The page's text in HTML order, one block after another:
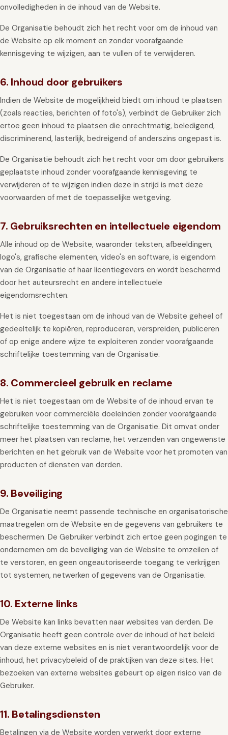
onvolledigheden in de inhoud van de Website.
De Organisatie behoudt zich het recht voor om de inhoud van
de Website op elk moment en zonder voorafgaande
kennisgeving te wijzigen, aan te vullen of te verwijderen.
6. Inhoud door gebruikers
Indien de Website de mogelijkheid biedt om inhoud te plaatsen
(zoals reacties, berichten of foto's), verbindt de Gebruiker zich
ertoe geen inhoud te plaatsen die onrechtmatig, beledigend,
discriminerend, lasterlijk, bedreigend of anderszins ongepast is.
De Organisatie behoudt zich het recht voor om door gebruikers
geplaatste inhoud zonder voorafgaande kennisgeving te
verwijderen of te wijzigen indien deze in strijd is met deze
voorwaarden of met de toepasselijke wetgeving.
7. Gebruiksrechten en intellectuele eigendom
Alle inhoud op de Website, waaronder teksten, afbeeldingen,
logo's, grafische elementen, video's en software, is eigendom
van de Organisatie of haar licentiegevers en wordt beschermd
door het auteursrecht en andere intellectuele
eigendomsrechten.
Het is niet toegestaan om de inhoud van de Website geheel of
gedeeltelijk te kopiëren, reproduceren, verspreiden, publiceren
of op enige andere wijze te exploiteren zonder voorafgaande
schriftelijke toestemming van de Organisatie.
8. Commercieel gebruik en reclame
Het is niet toegestaan om de Website of de inhoud ervan te
gebruiken voor commerciële doeleinden zonder voorafgaande
schriftelijke toestemming van de Organisatie. Dit omvat onder
meer het plaatsen van reclame, het verzenden van ongewenste
berichten en het gebruik van de Website voor het promoten van
producten of diensten van derden.
9. Beveiliging
De Organisatie neemt passende technische en organisatorische
maatregelen om de Website en de gegevens van gebruikers te
beschermen. De Gebruiker verbindt zich ertoe geen pogingen te
ondernemen om de beveiliging van de Website te omzeilen of
te verstoren, en geen ongeautoriseerde toegang te verkrijgen
tot systemen, netwerken of gegevens van de Organisatie.
10. Externe links
De Website kan links bevatten naar websites van derden. De
Organisatie heeft geen controle over de inhoud of het beleid
van deze externe websites en is niet verantwoordelijk voor de
inhoud, het privacybeleid of de praktijken van deze sites. Het
bezoeken van externe websites gebeurt op eigen risico van de
Gebruiker.
11. Betalingsdiensten
Betalingen via de Website worden verwerkt door externe